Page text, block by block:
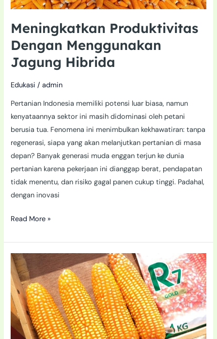
Meningkatkan Produktivitas
Dengan Menggunakan
Jagung Hibrida
Edukasi /admin
Pertanian Indonesia memiliki potensi luar biasa, namun
kenyataannya sektor ini masih didominasi oleh petani
berusia tua. Fenomena ini menimbulkan kekhawatiran: tanpa
regenerasi, siapa yang akan melanjutkan pertanian di masa
depan? Banyak generasi muda enggan terjun ke dunia
pertanian karena pekerjaan ini dianggap berat, pendapatan
tidak menentu, dan risiko gagal panen cukup tinggi. Padahal,
dengan inovasi
Read More »
Kenali
7
Varian
Benih
Jagung
R7